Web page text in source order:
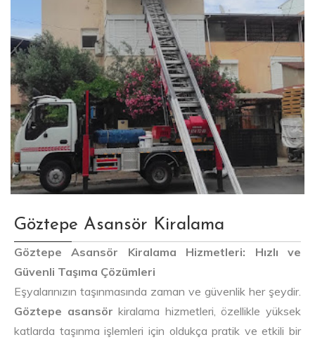
Göztepe Asansör Kiralama
Göztepe Asansör Kiralama Hizmetleri: Hızlı ve
Güvenli Taşıma Çözümleri
Eşyalarınızın taşınmasında zaman ve güvenlik her şeydir.
Göztepe asansör kiralama hizmetleri, özellikle yüksek
katlarda taşınma işlemleri için oldukça pratik ve etkili bir